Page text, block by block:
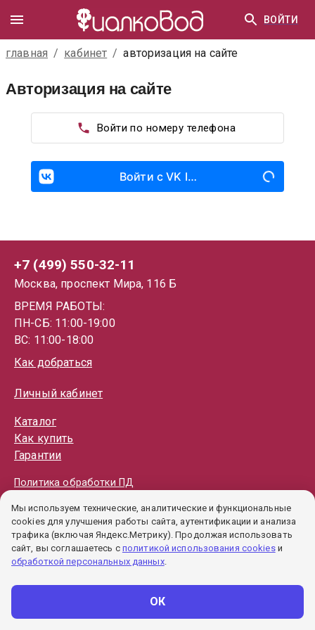
ВОЙТИ
главная / кабинет / авторизация на сайте
Авторизация на сайте
Войти по номеру телефона
Войти с VK ID
+7 (499) 550-32-11
Москва, проспект Мира, 116 Б
ВРЕМЯ РАБОТЫ:
ПН-СБ: 11:00-19:00
ВС: 11:00-18:00
Как добраться
Личный кабинет
Каталог
Как купить
Гарантии
Политика обработки ПД
Политика cookie
Мы используем технические, аналитические и функциональные
cookies для улучшения работы сайта, аутентификации и анализа
трафика (включая Яндекс.Метрику). Продолжая использовать
сайт, вы соглашаетесь с политикой использования cookies и
обработкой персональных данных.
ОК
Авторизация на сайте